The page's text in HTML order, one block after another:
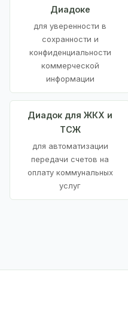
Диадоке
для уверенности в
сохранности и
конфиденциальности
коммерческой
информации
Диадок для ЖКХ и
ТСЖ
для автоматизации
передачи счетов на
оплату коммунальных
услуг